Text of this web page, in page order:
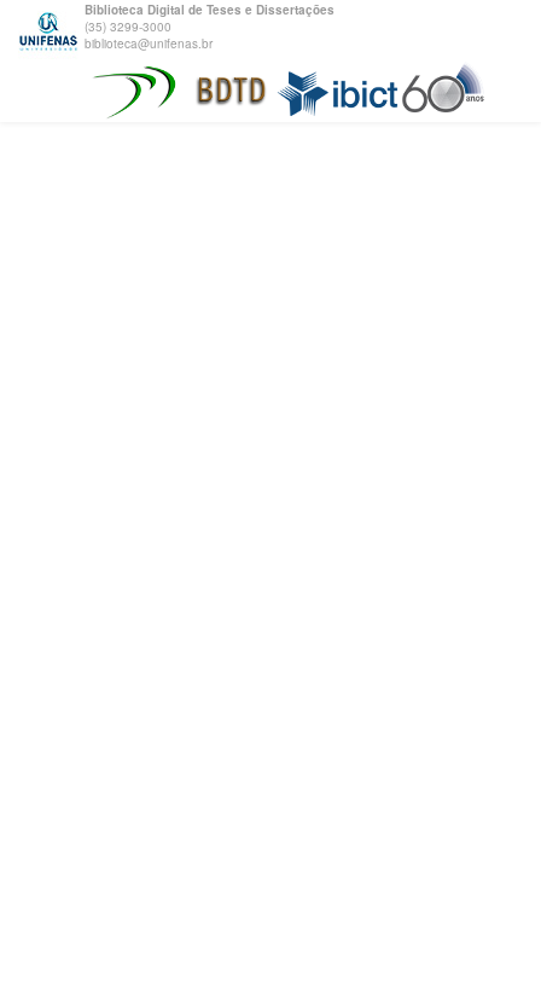
Biblioteca Digital de Teses e Dissertações
(35) 3299-3000
biblioteca@unifenas.br